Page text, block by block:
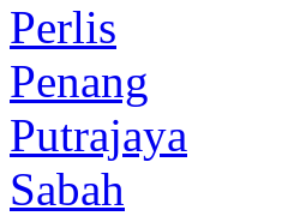
Perlis
Penang
Putrajaya
Sabah